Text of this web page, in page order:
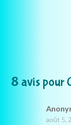
8 avis pour
août 5,